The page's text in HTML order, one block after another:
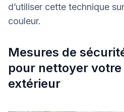
d’utiliser cette technique
couleur.
Mesures de
pour nettoyer
extérieur